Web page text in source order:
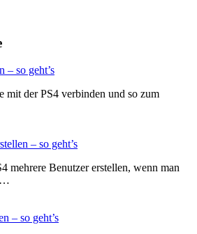
– so geht’s
mit der PS4 verbinden und so zum
– so geht’s
mehrere Benutzer erstellen, wenn man
– so geht’s